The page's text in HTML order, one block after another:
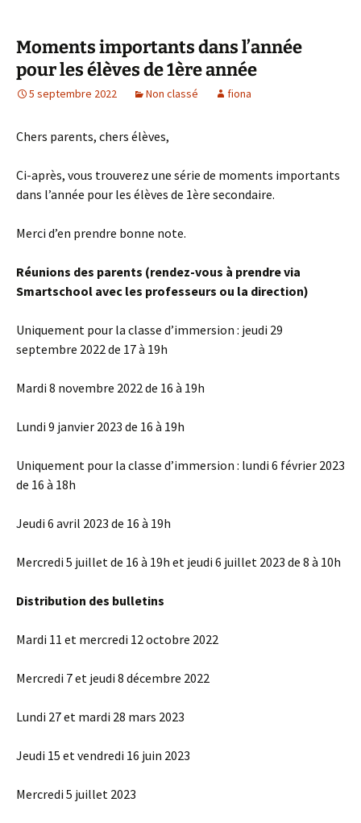
Moments importants dans l’année
pour les élèves de 1ère année
5 septembre 2022 Non classé fiona
Chers parents, chers élèves,
Ci-après, vous trouverez une série de moments importants
dans l’année pour les élèves de 1ère secondaire.
Merci d’en prendre bonne note.
Réunions des parents (rendez-vous à prendre via
Smartschool avec les professeurs ou la direction)
Uniquement pour la classe d’immersion : jeudi 29
septembre 2022 de 17 à 19h
Mardi 8 novembre 2022 de 16 à 19h
Lundi 9 janvier 2023 de 16 à 19h
Uniquement pour la classe d’immersion : lundi 6 février 2023
de 16 à 18h
Jeudi 6 avril 2023 de 16 à 19h
Mercredi 5 juillet de 16 à 19h et jeudi 6 juillet 2023 de 8 à 10h
Distribution des bulletins
Mardi 11 et mercredi 12 octobre 2022
Mercredi 7 et jeudi 8 décembre 2022
Lundi 27 et mardi 28 mars 2023
Jeudi 15 et vendredi 16 juin 2023
Mercredi 5 juillet 2023